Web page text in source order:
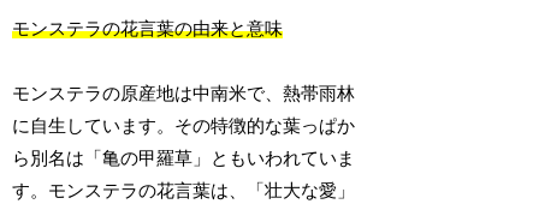
モンステラの花言葉の由来と意味
モンステラの原産地は中南米で、熱帯雨林
に自生しています。その特徴的な葉っぱか
ら別名は「亀の甲羅草」ともいわれていま
す。モンステラの花言葉は、「壮大な愛」